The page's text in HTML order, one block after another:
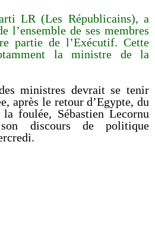
LR (Les Républicains), a
l’ensemble de ses membres
partie de l’Exécutif. Cette
la ministre de la
ministres devrait se tenir
après le retour d’Egypte, du
foulée, Sébastien Lecornu
discours de politique